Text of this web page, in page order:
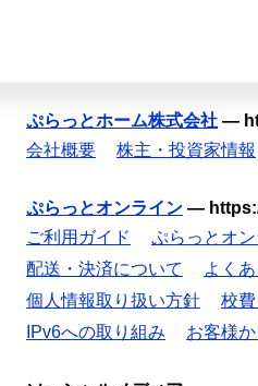
ぷらっとホーム株式会社 —
会社概要
株主・投資家情報
ぷらっとオンライン —
ご利用ガイド
ぷらっとオ
配送・決済について
よく
個人情報取り扱い方針
校
IPv6への取り組み
お客様